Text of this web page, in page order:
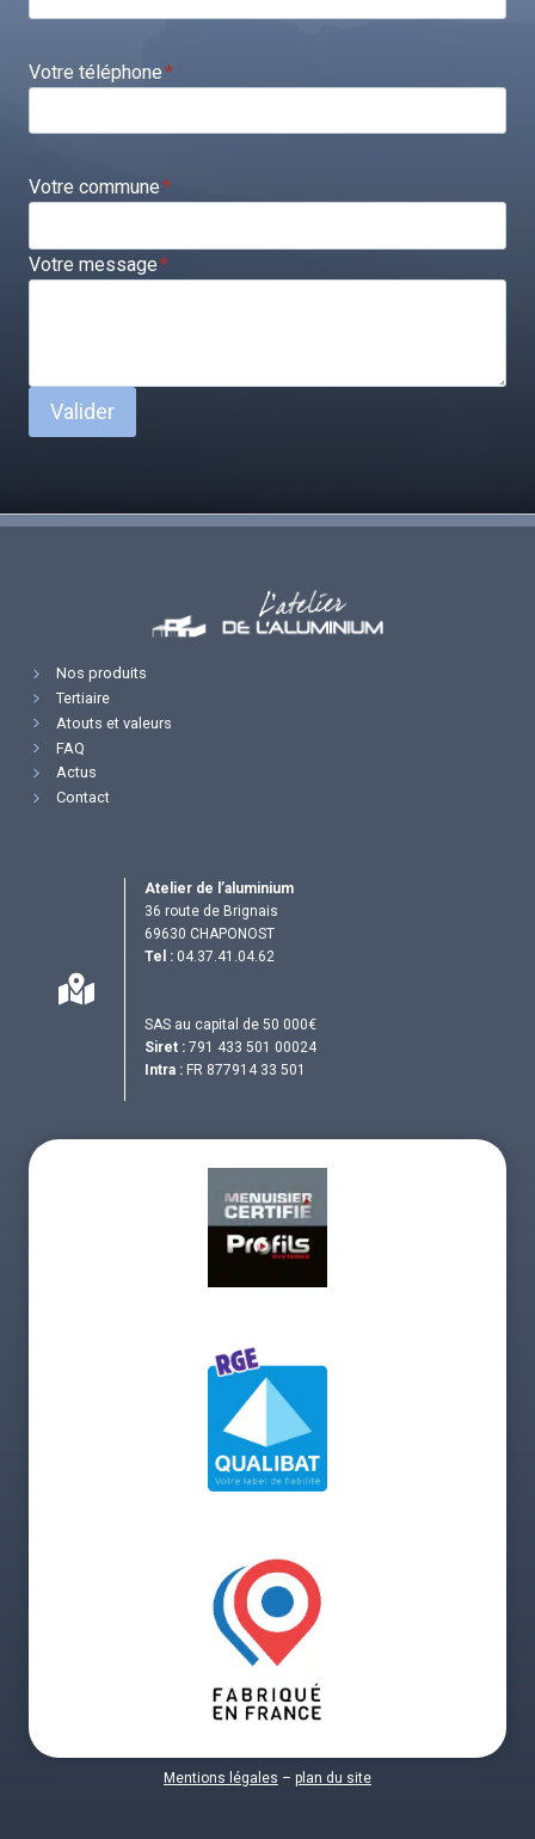
Votre téléphone*
Votre commune*
Votre message*
Valider
Nos produits
Tertiaire
Atouts et valeurs
FAQ
Actus
Contact
Atelier de l’aluminium
36 route de Brignais
69630 CHAPONOST
Tel : 04.37.41.04.62
SAS au capital de 50 000€
Siret : 791 433 501 00024
Intra : FR 877914 33 501
Mentions légales – plan du site